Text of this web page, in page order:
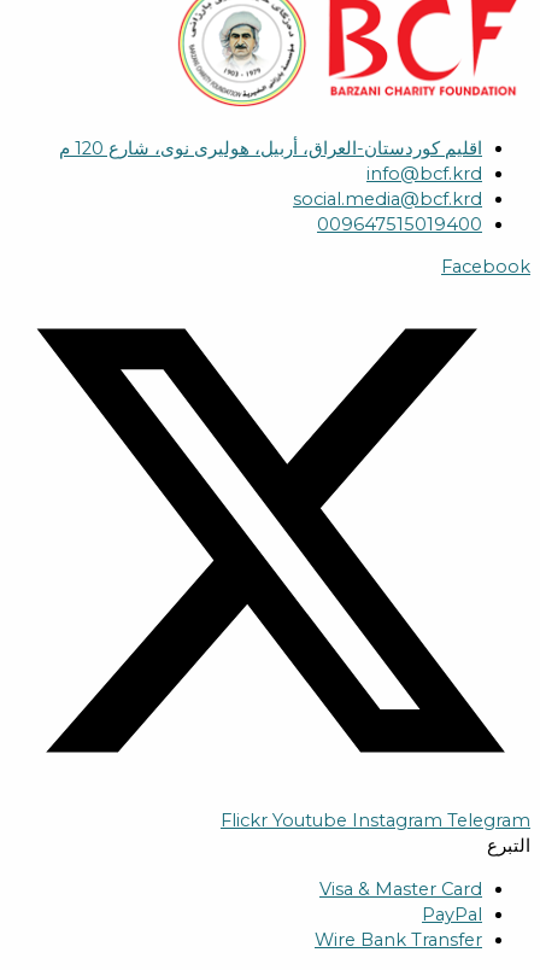
اقلیم كوردستان-العراق، أربیل، هولیری نوی، شارع 120 م
info@bcf.krd
social.media@bcf.krd
009647515019400
Facebook
Flickr Youtube Instagram Telegram
التبرع
Visa & Master Card
PayPal
Wire Bank Transfer